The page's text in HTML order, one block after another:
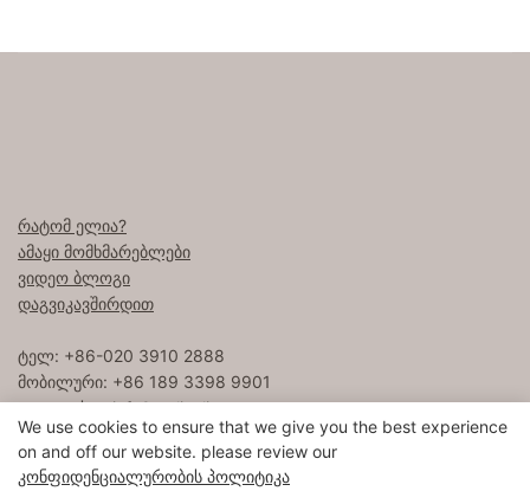
რატომ ელია?
ამაყი მომხმარებლები
ვიდეო ბლოგი
დაგვიკავშირდით
ტელ: +86-020 3910 2888
მობილური: +86 189 3398 9901
ელ. ფოსტა:info8@eliyalinen.com
საავტორო უფლება © 2025 ELIYA Hotel Linen Co., Ltd |
We use cookies to ensure that we give you the best experience
on and off our website. please review our
Კონფიდენციალურობის Პოლიტიკა